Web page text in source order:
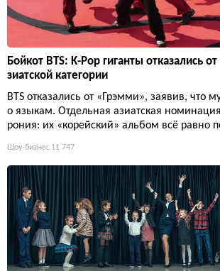
Бойкот BTS: K-Pop гиганты отказались
зиатской категории
BTS отказались от «Грэмми», заявив, что
о языкам. Отдельная азиатская
рония: их «корейский» альбом всё равно
Шоу-бизнес 11 747